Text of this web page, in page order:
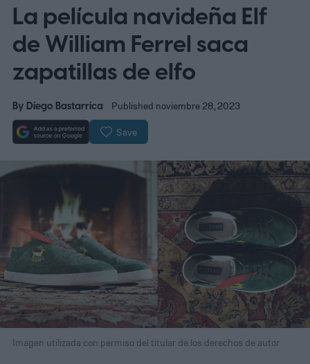
La película navideña Elf
de William Ferrel saca
zapatillas de elfo
By Diego Bastarrica Published noviembre 28, 2023
Save
Imagen utilizada con permiso del titular de los derechos de autor